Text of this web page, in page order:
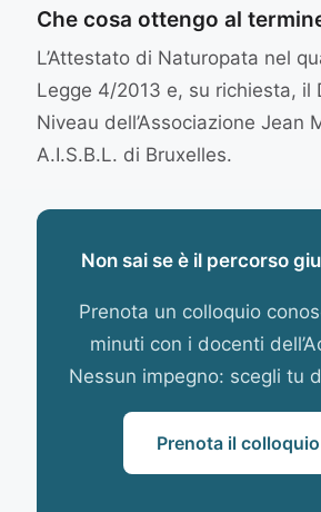
Che cosa ottengo al
L’Attestato di Naturopata nel
Legge 4/2013 e, su richiesta, il
Niveau dell’Associazione Jean
A.I.S.B.L. di Bruxelles.
Non sai se è il percorso
Prenota un colloquio
minuti con i docenti
Nessun impegno: scegli tu
Prenota il